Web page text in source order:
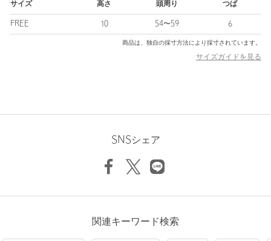
シンプルになりがちなこれからの季節の装いに、さりげないアク
セントを添えてくれます。
※商品に「取り扱い上の注意書き」、「洗濯表示」がございます
場合は、使用前に必ずご確認ください。
※商品の色味の目安は、商品単体の画像をご参照ください。
サイズ 高さ 頭周り つば
FREE 10 54〜59 6
商品は、独自の採寸方法により採寸されています。
サイズガイドを見る
SNSシェア
関連キーワード検索